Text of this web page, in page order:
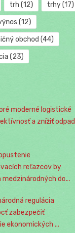
trh (12) trhy(17)
(12)
obchod (44)
(23)
moderné logistické
a znížiť
reťazcov by
do...
regulácia
zabezpečiť
ekonomických ...